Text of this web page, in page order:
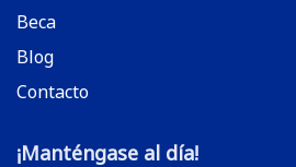
Beca
Blog
Contacto
¡Manténgase al día!